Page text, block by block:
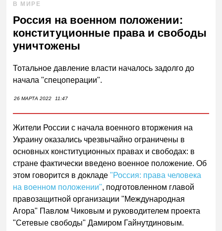
В МИРЕ
Россия на военном положении:
конституционные права и свободы
уничтожены
Тотальное давление власти началось задолго до
начала "спецоперации".
26 МАРТА 2022 11:47
Жители России с начала военного вторжения на
Украину оказались чрезвычайно ограничены в
основных конституционных правах и свободах: в
стране фактически введено военное положение. Об
этом говорится в докладе"Россия: права человека
на военном положении", подготовленном главой
правозащитной организации "Международная
Агора" Павлом Чиковым и руководителем проекта
"Сетевые свободы" Дамиром Гайнутдиновым.